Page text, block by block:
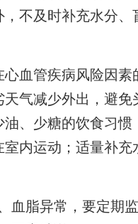
不及时补充水分
管疾病风险因素
气减少外出，避
、少糖的饮食习
内运动；适量补
脂异常，要定期